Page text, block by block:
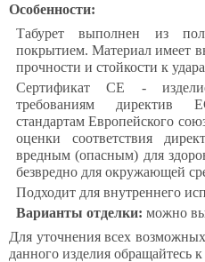
Особенности:
Табурет выполнен из
покрытием. Материал имеет
прочности и стойкости к
Сертификат CE -
требованиям директив
стандартам Европейского
оценки соответствия
вредным (опасным) для
безвредно для окружающей
Подходит для внутреннего
Варианты отделки: можно
Для уточнения всех
данного изделия обращайтесь